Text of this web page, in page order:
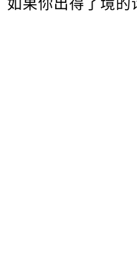
如果你出得了境的